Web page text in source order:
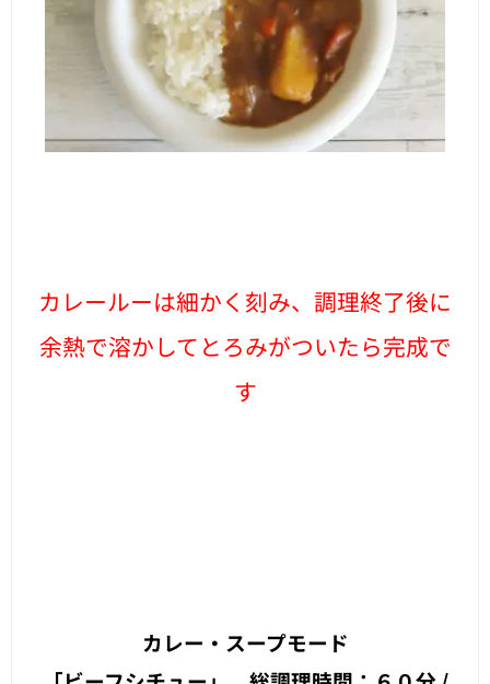
カレールーは細かく刻み、調理終了後に
余熱で溶かしてとろみがついたら完成で
す
カレー・スープモード